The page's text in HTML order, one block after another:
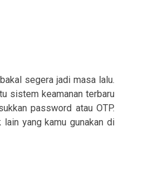
segera jadi masa lalu.
sistem keamanan terbaru
password atau OTP.
yang kamu gunakan di